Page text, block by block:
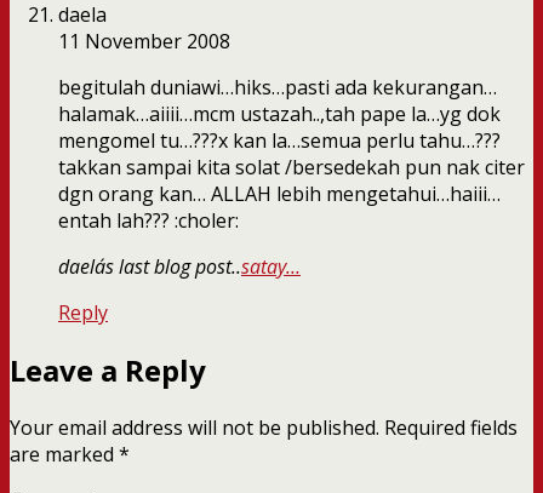
daela
11 November 2008
begitulah duniawi…hiks…pasti ada kekurangan…
halamak…aiiii…mcm ustazah..,tah pape la…yg dok
mengomel tu…???x kan la…semua perlu tahu…???
takkan sampai kita solat /bersedekah pun nak citer
dgn orang kan… ALLAH lebih mengetahui…haiii…
entah lah??? :choler:
daela´s last blog post..satay…
Reply
Leave a Reply
Your email address will not be published. Required fields
are marked *